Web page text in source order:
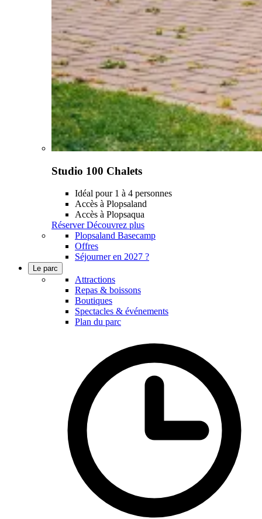
Studio 100 Chalets
Idéal pour 1 à 4 personnes
Accès à Plopsaland
Accès à Plopsaqua
Réserver Découvrez plus
Plopsaland Basecamp
Offres
Séjourner en 2027 ?
Le parc
Attractions
Repas & boissons
Boutiques
Spectacles & événements
Plan du parc